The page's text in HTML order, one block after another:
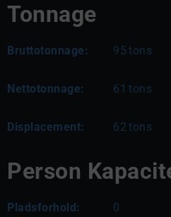
Tonnage
Bruttotonnage: 95 tons
Nettotonnage: 61 tons
Displacement: 62 tons
Person
Pladsforhold: 0